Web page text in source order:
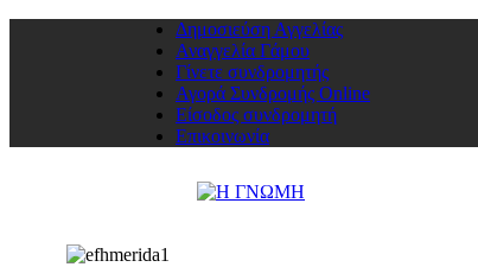
Δημοσιεύση Αγγελίας
Αναγγελία Γάμου
Γίνετε συνδρομητής
Αγορά Συνδρομής Online
Είσοδος συνδρομητή
Επικοινωνία